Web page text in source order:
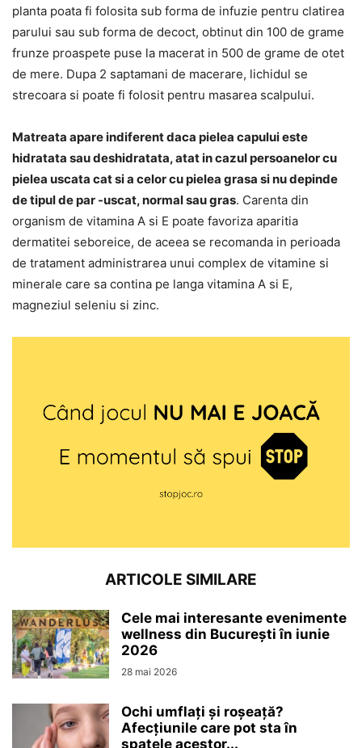
planta poata fi folosita sub forma de infuzie pentru clatirea
parului sau sub forma de decoct, obtinut din 100 de grame
frunze proaspete puse la macerat in 500 de grame de otet
de mere. Dupa 2 saptamani de macerare, lichidul se
strecoara si poate fi folosit pentru masarea scalpului.
Matreata apare indiferent daca pielea capului este
hidratata sau deshidratata, atat in cazul persoanelor cu
pielea uscata cat si a celor cu pielea grasa si nu depinde
de tipul de par -uscat, normal sau gras. Carenta din
organism de vitamina A si E poate favoriza aparitia
dermatitei seboreice, de aceea se recomanda in perioada
de tratament administrarea unui complex de vitamine si
minerale care sa contina pe langa vitamina A si E,
magneziul seleniu si zinc.
ARTICOLE SIMILARE
Cele mai interesante evenimente
wellness din București în iunie
2026
28 mai 2026
Ochi umflați și roșeață?
Afecțiunile care pot sta în
spatele acestor...